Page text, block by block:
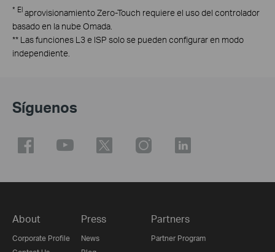
* El aprovisionamiento Zero-Touch requiere el uso del controlador
basado en la nube Omada.
** Las funciones L3 e ISP solo se pueden configurar en modo
independiente.
Síguenos
About
Corporate Profile
Press
News
Partners
Partner Program